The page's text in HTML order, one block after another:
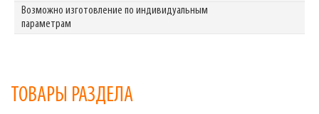
Возможно изготовление по индивидуальным
параметрам
ТОВАРЫ РАЗДЕЛА